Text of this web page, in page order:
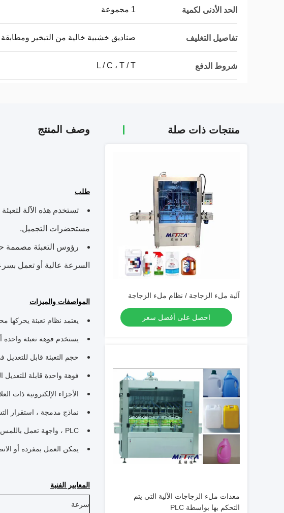
الحد الأدنى لكمية 1 مجموعة
تفاصيل التغليف صناديق خشبية خالية من التبخير ومطابقة
شروط الدفع L / C ، T / T
منتجات ذات صلة
آلية ملء الزجاجة / نظام ملء الزجاجة
احصل على أفضل سعر
معدات ملء الزجاجات الآلية التي يتم
التحكم بها بواسطة PLC
وصف المنتج
طلب
تستخدم هذه الآلة
مستحضرات التجميل.
رؤوس التعبئة مصممة
السرعة عالية أو تعمل
المواصفات والميزات
يعتمد نظام تعبئة يحركها
يستخدم فوهة تعبئة واحدة
حجم التعبئة قابل
فوهة واحدة قابلة للتعديل
الأجزاء الإلكترونية ذات
نماذج مدمجة ، استقرار
PLC ، واجهة تعمل باللمس بين الإنسان والحاسوب مع عملية بسيطة
يمكن العمل بمفرده أو
المعايير الفنية
سرعة